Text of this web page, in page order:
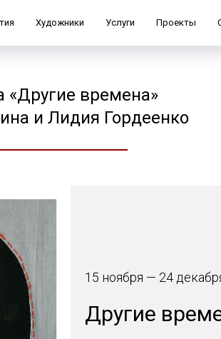
Художники Услуги Проекты
«Другие времена»
и Лидия Гордеенко
15 ноября — 24
Другие